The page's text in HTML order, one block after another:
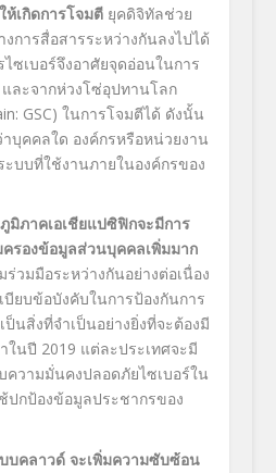
ห้เกิดการโจมตียุคดิจิทัลช่วย
การสื่อสารระหว่างกันลงไปได้
ซเบอร์จึงอาศัยจุดอ่อนในการ
ละจากห่วงโซ่อุปทานโลก
GSC) ในการโจมตีได้ ดังนั้น
าบุคคลใด องค์กรหรือหน่วยงาน
บบที่ใช้งานภายในองค์กรของ
มิภาคเอเชียแปซิฟิกจะมีการ
รองข้อมูลส่วนบุคคลเพิ่มมาก
วมมือระหว่างกันอย่างต่อเนื่อง
บียบข้อบังคับในการป้องกันการ
นสิ่งที่จำเป็นอย่างยิ่งที่จะต้องมี
ในปี 2019 แต่ละประเทศจะมี
ความมั่นคงปลอดภัยไซเบอร์ใน
ปกป้องข้อมูลประชากรของ
บคลาวด์ จะเพิ่มความซับซ้อน